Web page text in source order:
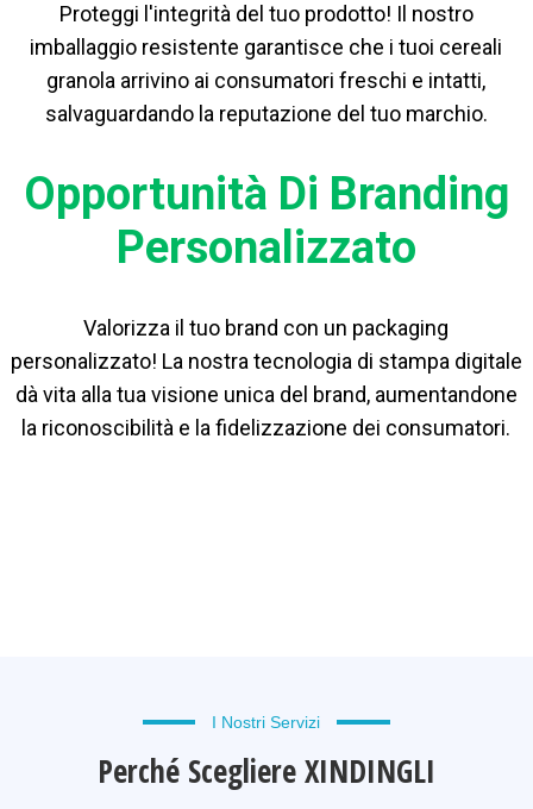
Proteggi l'integrità del tuo prodotto! Il nostro
imballaggio resistente garantisce che i tuoi cereali
granola arrivino ai consumatori freschi e intatti,
salvaguardando la reputazione del tuo marchio.
Opportunità Di Branding
Personalizzato
Valorizza il tuo brand con un packaging
personalizzato! La nostra tecnologia di stampa digitale
dà vita alla tua visione unica del brand, aumentandone
la riconoscibilità e la fidelizzazione dei consumatori.
I Nostri Servizi
Perché Scegliere XINDINGLI